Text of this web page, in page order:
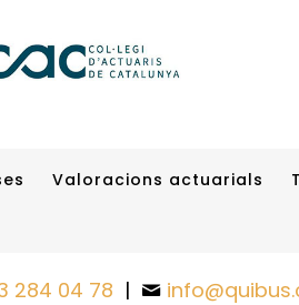
Valoracions actuarials
284 04 78 |